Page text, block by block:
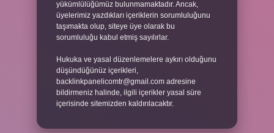
yükümlülüğümüz bulunmamaktadır. Ancak,
üyelerimiz yazdıkları içeriklerin sorumluluğunu
taşımakta olup, siteye üye olarak bu
sorumluluğu kabul etmiş sayılırlar.
Hukuka ve yasal düzenlemelere aykırı olduğunu
düşündüğünüz içerikleri,
backlinkpanelicomtr@gmail.com adresine
bildirmeniz halinde, ilgili içerikler yasal süre
içerisinde sitemizden kaldırılacaktır.